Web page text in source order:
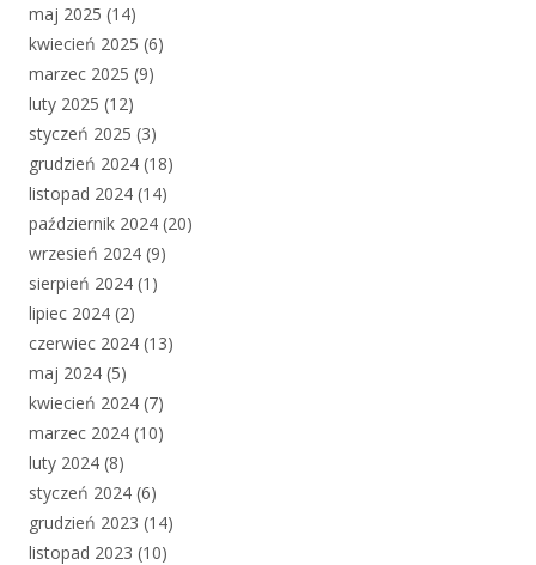
maj 2025 (14)
kwiecień 2025 (6)
marzec 2025 (9)
luty 2025 (12)
styczeń 2025 (3)
grudzień 2024 (18)
listopad 2024 (14)
październik 2024 (20)
wrzesień 2024 (9)
sierpień 2024 (1)
lipiec 2024 (2)
czerwiec 2024 (13)
maj 2024 (5)
kwiecień 2024 (7)
marzec 2024 (10)
luty 2024 (8)
styczeń 2024 (6)
grudzień 2023 (14)
listopad 2023 (10)